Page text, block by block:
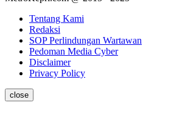
Tentang Kami
Redaksi
SOP Perlindungan Wartawan
Pedoman Media Cyber
Disclaimer
Privacy Policy
close